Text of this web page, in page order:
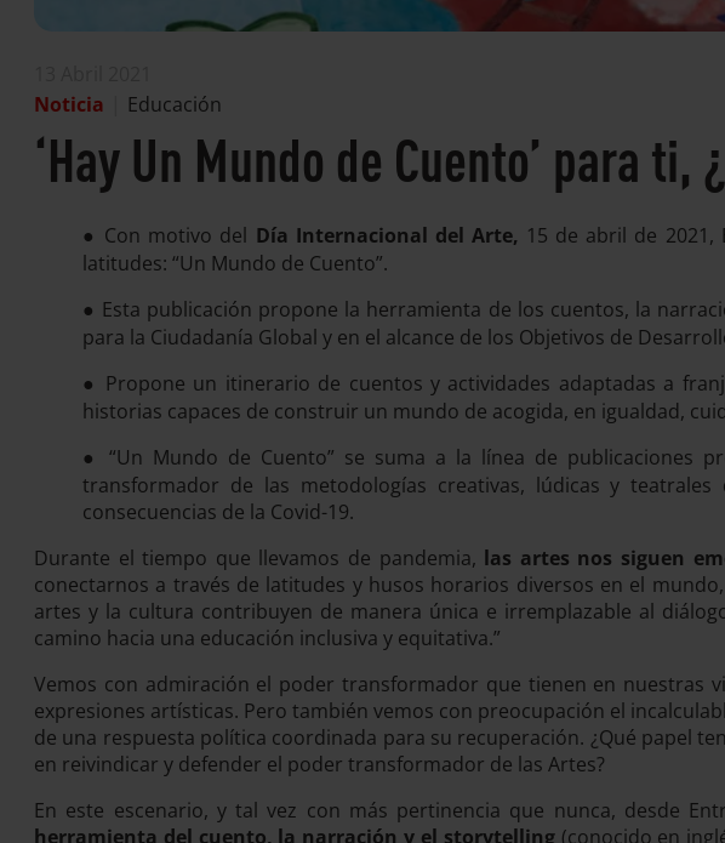
Noticia
Educación
‘Hay Un Mundo de Cuento’ para
● Con motivo del Día Internacional del Arte, 15 de abril de
latitudes: “Un Mundo de Cuento”.
● Esta publicación propone la herramienta de los cuentos, la
para la Ciudadanía Global y en el alcance de los Objetivos de
●
Propone un itinerario de cuentos y actividades adaptadas a
historias capaces de construir un mundo de acogida, en igualdad,
● “Un Mundo de Cuento” se suma a la línea de publicaciones
transformador de las metodologías creativas, lúdicas y
consecuencias de la Covid-19.
Durante el tiempo que llevamos de pandemia, las artes nos siguen
conectarnos a través de latitudes y husos horarios diversos en el
artes y la cultura contribuyen de manera única e irremplazable al
camino hacia una educación inclusiva y equitativa.”
Vemos con admiración el poder transformador que tienen en nuestras
expresiones artísticas. Pero también vemos con preocupación el
de una respuesta política coordinada para su recuperación. ¿Qué papel
en reivindicar y defender el poder transformador de las Artes?
En este escenario, y tal vez con más pertinencia que nunca, desde
herramienta del cuento, la narración y el storytelling(conocido en